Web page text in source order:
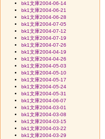
bk1文庫2004-06-14
bk1文庫2004-06-21
bk1文庫2004-06-28
bk1文庫2004-07-05
bk1文庫2004-07-12
bk1文庫2004-07-19
bk1文庫2004-07-26
bk1文庫2004-04-19
bk1文庫2004-04-26
bk1文庫2004-05-03
bk1文庫2004-05-10
bk1文庫2004-05-17
bk1文庫2004-05-24
bk1文庫2004-05-31
bk1文庫2004-06-07
bk1文庫2004-03-01
bk1文庫2004-03-08
bk1文庫2004-03-15
bk1文庫2004-03-22
bk1文庫2004-03-29